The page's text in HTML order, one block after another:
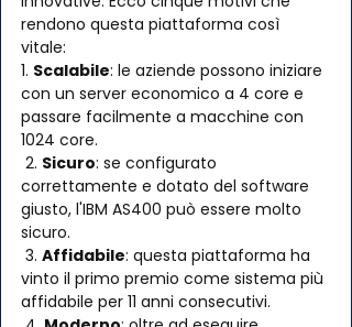
rendono questa piattaforma così
vitale:
1. Scalabile: le aziende possono iniziare
con un server economico a 4 core e
passare facilmente a macchine con
1024 core.
2. Sicuro: se configurato
correttamente e dotato del software
giusto, l'IBM AS400 può essere molto
sicuro.
3. Affidabile: questa piattaforma ha
vinto il primo premio come sistema più
affidabile per 11 anni consecutivi.